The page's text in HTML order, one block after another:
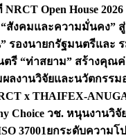
NRCT Open House
“สังคมและความมั่นคง”
” รองนายกรัฐมนตรีและ
รี “ท่าสยาม” สร้างคุณ
ลงานวิจัยและนวัตกรร
x THAIFEX-
Choice วช. หนุนงานวิจั
37001ยกระดับความโ